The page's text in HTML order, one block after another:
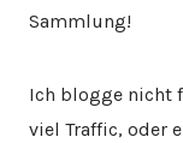
Sammlung!
Ich blogge nicht
viel Traffic, oder